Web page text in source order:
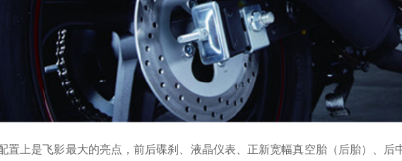
置上是飞影最大的亮点，前后碟刹、液晶仪表、正新宽幅真空胎（后胎）、后